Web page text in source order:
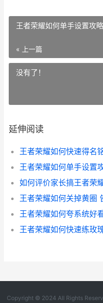
王者荣耀如何单手设置攻
« 上一篇
没有了！
延伸阅读
王者荣耀如何快速练玫
Copyright © 2024 All Rights